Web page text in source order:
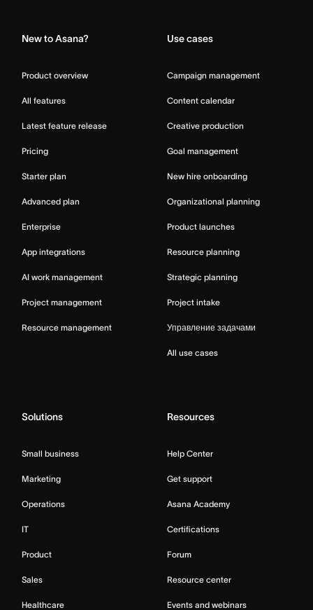
New to Asana?
Product overview
All features
Latest feature release
Pricing
Starter plan
Advanced plan
Enterprise
App integrations
AI work management
Project management
Resource management
Use cases
Campaign management
Content calendar
Creative production
Goal management
New hire onboarding
Organizational planning
Product launches
Resource planning
Strategic planning
Project intake
Управление задачами
All use cases
Solutions
Small business
Marketing
Operations
IT
Product
Sales
Healthcare
Resources
Help Center
Get support
Asana Academy
Certifications
Forum
Resource center
Events and webinars